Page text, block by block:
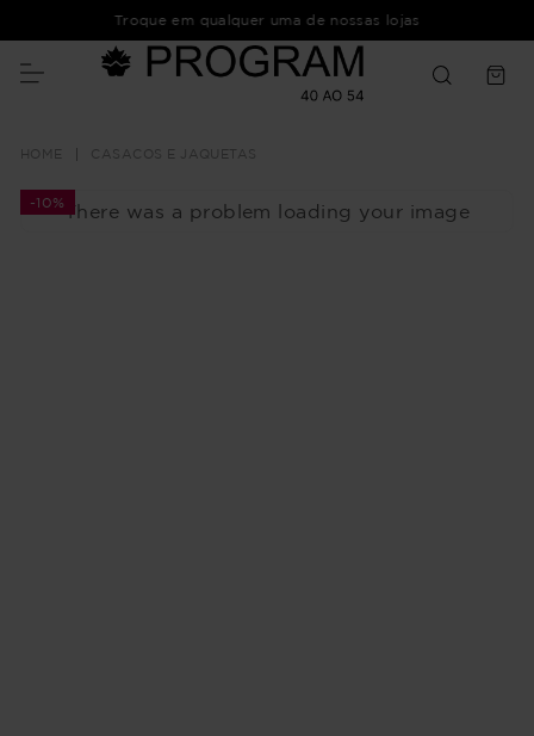
Troque em qualquer uma de nossas lojas
CASACOS E JAQUETAS
There was a problem loading your image
-10%